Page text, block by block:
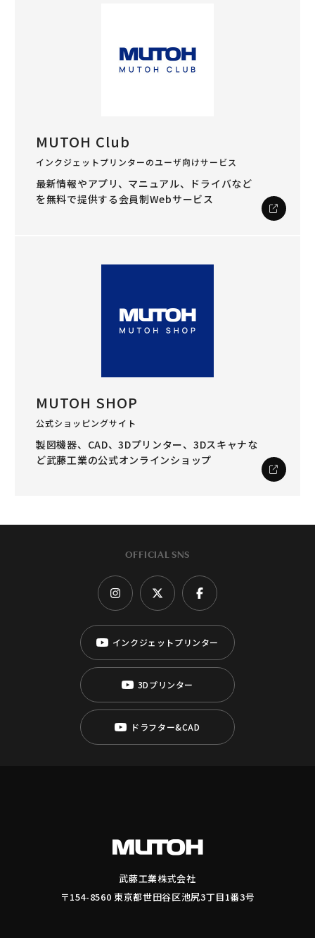
MUTOH Club
インクジェットプリンターのユーザ向けサービス
最新情報やアプリ、マニュアル、ドライバなど
を無料で提供する会員制Webサービス
MUTOH SHOP
公式ショッピングサイト
製図機器、CAD、3Dプリンター、3Dスキャナな
ど武藤工業の公式オンラインショップ
OFFICIAL SNS
インクジェットプリンター
3Dプリンター
ドラフター&CAD
武藤工業株式会社
〒154-8560 東京都世田谷区池尻3丁目1番3号